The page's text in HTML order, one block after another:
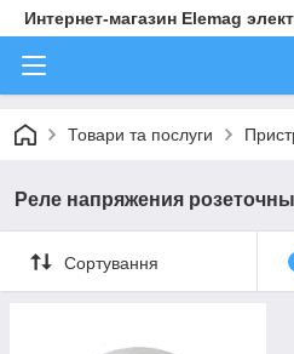
Интернет-магазин Elemag
Товари та послуги
Реле напряжения
Сортування